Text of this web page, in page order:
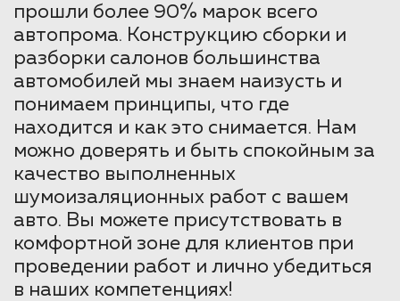
прошли более 90% марок всего
автопрома. Конструкцию сборки и
разборки салонов большинства
автомобилей мы знаем наизусть и
понимаем принципы, что где
находится и как это снимается. Нам
можно доверять и быть спокойным за
качество выполненных
шумоизаляционных работ с вашем
авто. Вы можете присутствовать в
комфортной зоне для клиентов при
проведении работ и лично убедиться
в наших компетенциях!